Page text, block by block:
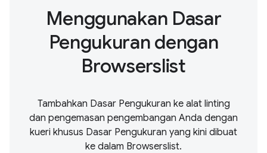
Menggunakan Dasar
Pengukuran dengan
Browserslist
Tambahkan Dasar Pengukuran ke alat linting
dan pengemasan pengembangan Anda dengan
kueri khusus Dasar Pengukuran yang kini dibuat
ke dalam Browserslist.